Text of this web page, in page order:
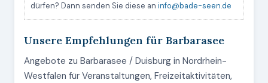
dürfen? Dann senden Sie diese an info@bade-seen.de
Unsere Empfehlungen für Barbarasee
Angebote zu Barbarasee / Duisburg in Nordrhein-
Westfalen für Veranstaltungen, Freizeitaktivitäten,